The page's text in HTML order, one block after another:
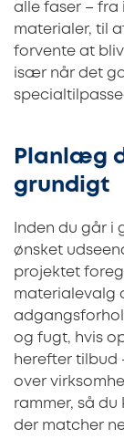
alle faser –
materialer, til
forvente at
især når det
Planlæg
grundigt
Inden du går
ønsket
projektet
materialevalg
og fugt, hvis
herefter tilbud
over
rammer, så
der matcher